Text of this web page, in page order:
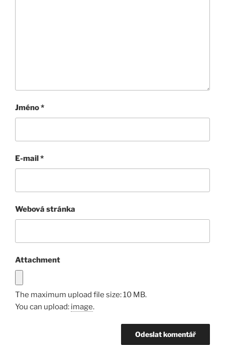
Jméno*
E-mail*
Webová stránka
Attachment
The maximum upload file size: 10 MB.
You can upload: image.